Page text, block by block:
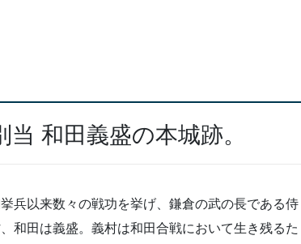
和田義盛の本城跡。
兵以来数々の戦功を挙げ、鎌倉の武の長である侍
和田は義盛。義村は和田合戦において生き残るた